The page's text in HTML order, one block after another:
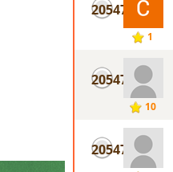
20547
1
20547
10
20547